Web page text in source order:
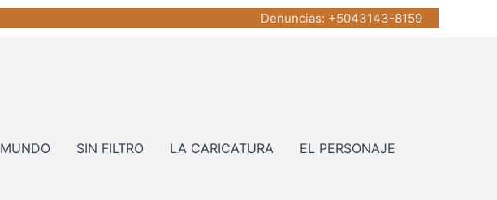
Denuncias: +5043143-8159
MUNDO SIN FILTRO LA CARICATURA EL PERSONAJE